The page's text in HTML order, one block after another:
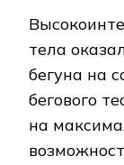
тела
бегуна на
бегового
на